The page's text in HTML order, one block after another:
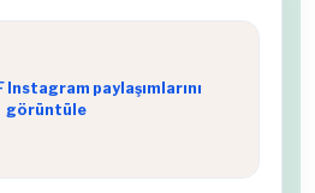
paylaşımlarını
görüntüle